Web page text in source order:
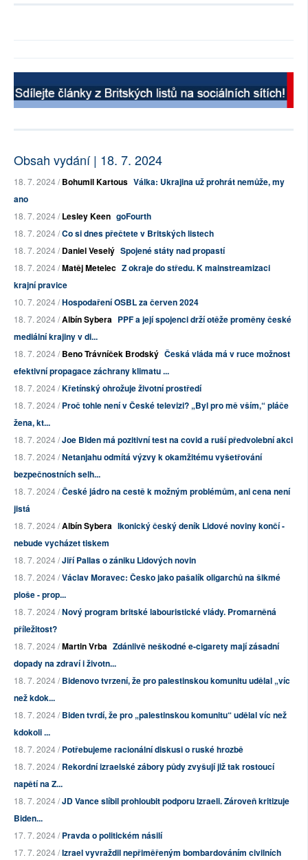
Obsah vydání | 18. 7. 2024
18. 7. 2024 /Bohumil Kartous Válka: Ukrajina už prohrát nemůže, my
ano
18. 7. 2024 /Lesley Keen goFourth
18. 7. 2024 /Co si dnes přečtete v Britských listech
18. 7. 2024 /Daniel Veselý Spojené státy nad propastí
18. 7. 2024 /Matěj Metelec Z okraje do středu. K mainstreamizaci
krajní pravice
10. 7. 2024 /Hospodaření OSBL za červen 2024
18. 7. 2024 /Albín Sybera PPF a její spojenci drží otěže proměny české
mediální krajiny v di...
18. 7. 2024 /Beno Trávníček Brodský Česká vláda má v ruce možnost
efektivní propagace záchrany klimatu ...
18. 7. 2024 /Křetínský ohrožuje životní prostředí
18. 7. 2024 /Proč tohle není v České televizi? „Byl pro mě vším,“ pláče
žena, kt...
18. 7. 2024 /Joe Biden má pozitivní test na covid a ruší předvolební akci
18. 7. 2024 /Netanjahu odmítá výzvy k okamžitému vyšetřování
bezpečnostních selh...
18. 7. 2024 /České jádro na cestě k možným problémům, ani cena není
jistá
18. 7. 2024 /Albín Sybera Ikonický český deník Lidové noviny končí -
nebude vycházet tiskem
18. 7. 2024 /Jiří Pallas o zániku Lidových novin
18. 7. 2024 /Václav Moravec: Česko jako pašalík oligarchů na šikmé
ploše - prop...
18. 7. 2024 /Nový program britské labouristické vlády. Promarněná
příležitost?
18. 7. 2024 /Martin Vrba Zdánlivě neškodné e-cigarety mají zásadní
dopady na zdraví i životn...
18. 7. 2024 /Bidenovo tvrzení, že pro palestinskou komunitu udělal „víc
než kdok...
18. 7. 2024 /Biden tvrdí, že pro „palestinskou komunitu“ udělal víc než
kdokoli ...
18. 7. 2024 /Potřebujeme racionální diskusi o ruské hrozbě
18. 7. 2024 /Rekordní izraelské zábory půdy zvyšují již tak rostoucí
napětí na Z...
18. 7. 2024 /JD Vance slíbil prohloubit podporu Izraeli. Zároveň kritizuje
Biden...
17. 7. 2024 /Pravda o politickém násilí
17. 7. 2024 /Izrael vyvraždil nepřiměřeným bombardováním civilních